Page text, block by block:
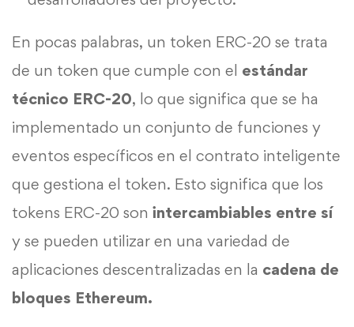
En pocas palabras, un token ERC-20 se trata
de un token que cumple con el estándar
técnico ERC-20, lo que significa que se ha
implementado un conjunto de funciones y
eventos específicos en el contrato inteligente
que gestiona el token. Esto significa que los
tokens ERC-20 son intercambiables entre sí
y se pueden utilizar en una variedad de
aplicaciones descentralizadas en la cadena de
bloques Ethereum.